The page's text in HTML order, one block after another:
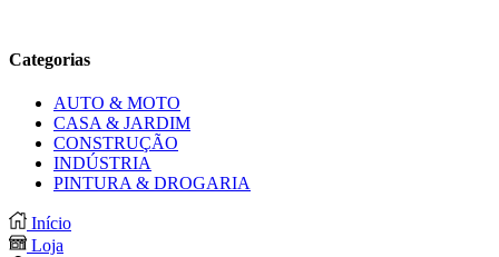
Categorias
AUTO & MOTO
CASA & JARDIM
CONSTRUÇÃO
INDÚSTRIA
PINTURA & DROGARIA
Início
Loja